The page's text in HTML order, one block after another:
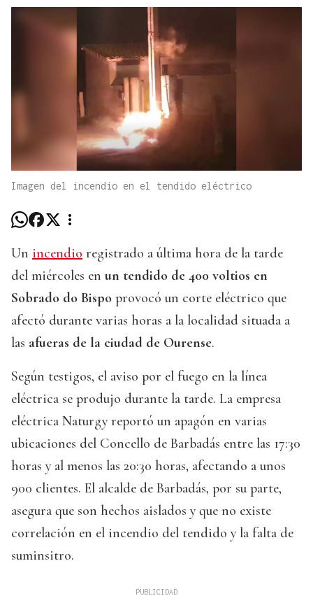
Imagen del incendio en el tendido eléctrico
Un incendio registrado a última hora de la tarde
del miércoles en un tendido de 400 voltios en
Sobrado do Bispo provocó un corte eléctrico que
afectó durante varias horas a la localidad situada a
las afueras de la ciudad de Ourense.
Según testigos, el aviso por el fuego en la línea
eléctrica se produjo durante la tarde. La empresa
eléctrica Naturgy reportó un apagón en varias
ubicaciones del Concello de Barbadás entre las 17:30
horas y al menos las 20:30 horas, afectando a unos
900 clientes. El alcalde de Barbadás, por su parte,
asegura que son hechos aislados y que no existe
correlación en el incendio del tendido y la falta de
suminsitro.